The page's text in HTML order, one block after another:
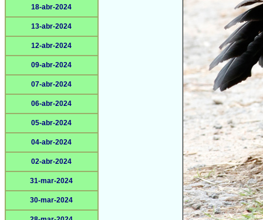
18-abr-2024
13-abr-2024
12-abr-2024
09-abr-2024
07-abr-2024
06-abr-2024
05-abr-2024
04-abr-2024
02-abr-2024
31-mar-2024
30-mar-2024